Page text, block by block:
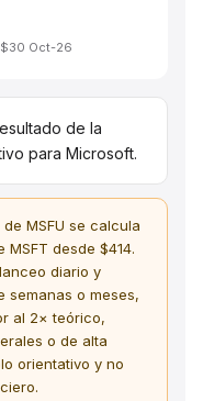
$30 Oct-26
de la
para Microsoft.
MSFU se calcula
desde $414.
diario y
semanas o meses,
al 2× teórico,
o de alta
orientativo y no